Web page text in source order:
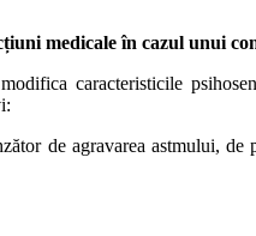
medicale în cazul unui
caracteristicile
de agravarea astmului,